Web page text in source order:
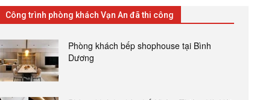
Công trình phòng khách Vạn An đã thi công
Phòng khách bếp shophouse tại Bình
Dương